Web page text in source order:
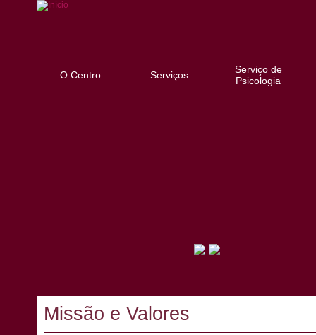
O Centro Serviços
Serviço de
Psicologia
Missão e Valores